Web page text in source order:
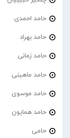
حامد احمدی
حامد بهراد
حامد زمانی
حامد ماهینی
حامد موسوی
حامد همایون
حامی